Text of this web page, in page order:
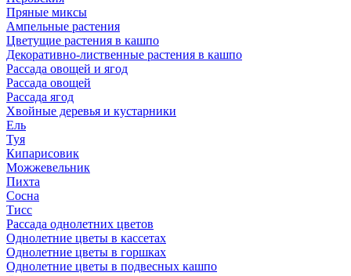
Пряные миксы
Ампельные растения
Цветущие растения в кашпо
Декоративно-лиственные растения в кашпо
Рассада овощей и ягод
Рассада овощей
Рассада ягод
Хвойные деревья и кустарники
Ель
Туя
Кипарисовик
Можжевельник
Пихта
Сосна
Тисc
Рассада однолетних цветов
Однолетние цветы в кассетах
Однолетние цветы в горшках
Однолетние цветы в подвесных кашпо